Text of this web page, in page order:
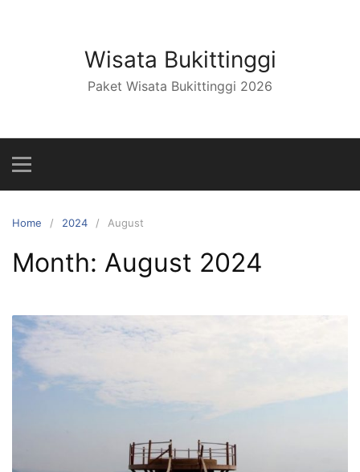
Wisata Bukittinggi
Paket Wisata Bukittinggi 2026
Home 2024 August
Month: August 2024